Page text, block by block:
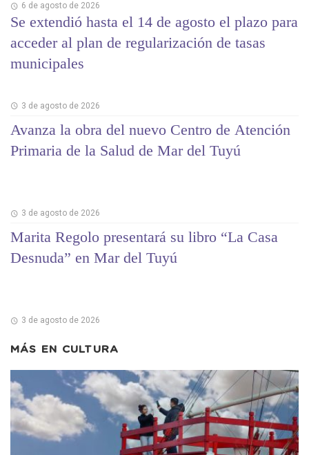
6 de agosto de 2026
Se extendió hasta el 14 de agosto el plazo para
acceder al plan de regularización de tasas
municipales
3 de agosto de 2026
Avanza la obra del nuevo Centro de Atención
Primaria de la Salud de Mar del Tuyú
3 de agosto de 2026
Marita Regolo presentará su libro “La Casa
Desnuda” en Mar del Tuyú
3 de agosto de 2026
MÁS EN CULTURA